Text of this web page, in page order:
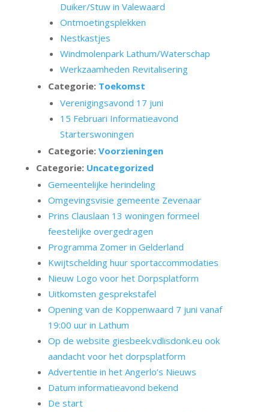
Duiker/Stuw in Valewaard
Ontmoetingsplekken
Nestkastjes
Windmolenpark Lathum/Waterschap
Werkzaamheden Revitalisering
Categorie: Toekomst
Verenigingsavond 17 juni
15 Februari Informatieavond
Starterswoningen
Categorie: Voorzieningen
Categorie: Uncategorized
Gemeentelijke herindeling
Omgevingsvisie gemeente Zevenaar
Prins Clauslaan 13 woningen formeel
feestelijke overgedragen
Programma Zomer in Gelderland
Kwijtschelding huur sportaccommodaties
Nieuw Logo voor het Dorpsplatform
Uitkomsten gesprekstafel
Opening van de Koppenwaard 7 juni vanaf
19:00 uur in Lathum
Op de website giesbeek.vdlisdonk.eu ook
aandacht voor het dorpsplatform
Advertentie in het Angerlo’s Nieuws
Datum informatieavond bekend
De start